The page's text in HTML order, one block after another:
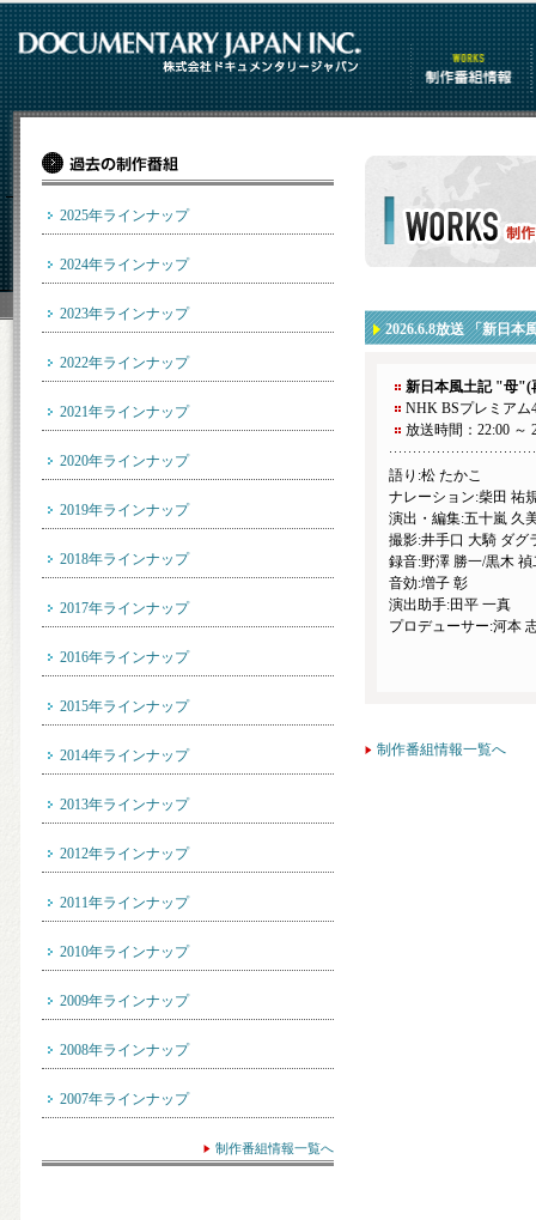
制作番組情報
2026.6.8放送 「新日本
新日本風土記 "母"(
NHK BSプレミアム
放送時間：22:00 ～
語り:松 たかこ
ナレーション:柴田 祐
演出・編集:五十嵐 久
撮影:井手口 大騎 ダグ
録音:野澤 勝一/黒木
音効:増子 彰
演出助手:田平 一真
プロデューサー:河本
制作番組情報一覧へ
2025年ラインナップ
2024年ラインナップ
2023年ラインナップ
2022年ラインナップ
2021年ラインナップ
2020年ラインナップ
2019年ラインナップ
2018年ラインナップ
2017年ラインナップ
2016年ラインナップ
2015年ラインナップ
2014年ラインナップ
2013年ラインナップ
2012年ラインナップ
2011年ラインナップ
2010年ラインナップ
2009年ラインナップ
2008年ラインナップ
2007年ラインナップ
制作番組情報一覧へ